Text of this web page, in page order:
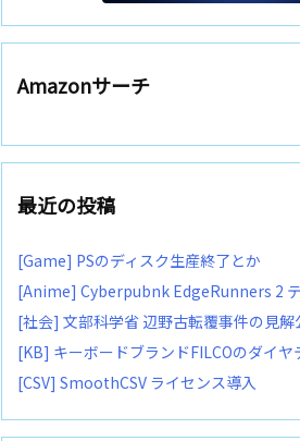
Amazonサーチ
最近の投稿
[Game] PSのディスク生産終了とか
[Anime] Cyberpubnk EdgeRunners 2
[社会] 文部科学省 辺野古転覆事件の見解
[KB] キーボードブランドFILCOのダイヤ
[CSV] SmoothCSV ライセンス導入